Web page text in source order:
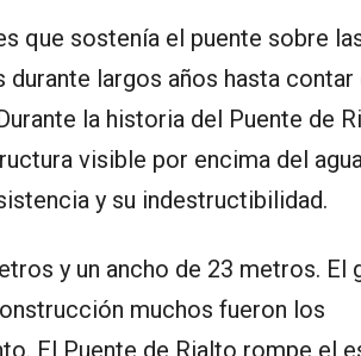
que sostenía el puente sobre
durante largos años hasta contar
la historia del Puente de
visible por encima del
y su indestructibilidad.
y un ancho de 23 metros. El
muchos fueron los
El Puente de Rialto rompe el